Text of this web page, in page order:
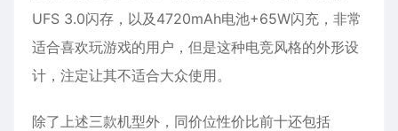
UFS 3.0闪存，以及4720mAh电池+65W闪充，非常
适合喜欢玩游戏的用户，但是这种电竞风格的外形设
计，注定让其不适合大众使用。
除了上述三款机型外，同价位性价比前十还包括